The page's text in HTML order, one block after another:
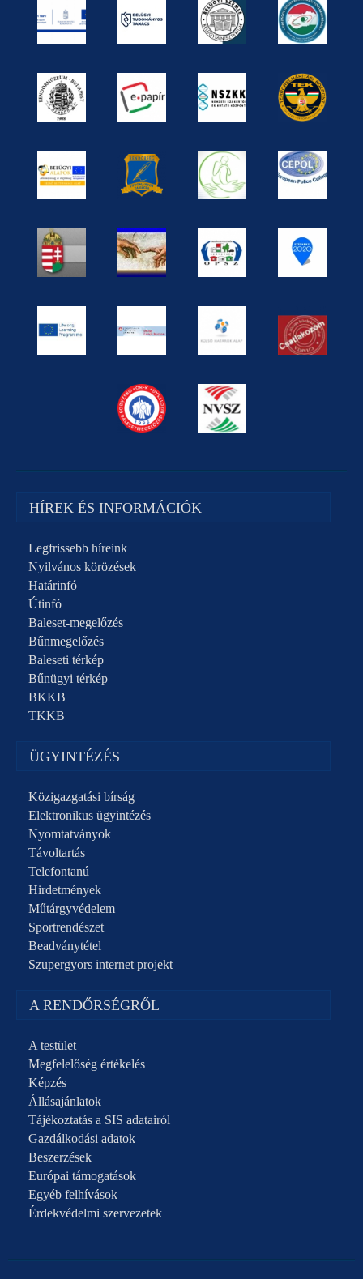
HÍREK ÉS INFORMÁCIÓK
Legfrissebb híreink
Nyilvános körözések
Határinfó
Útinfó
Baleset-megelőzés
Bűnmegelőzés
Baleseti térkép
Bűnügyi térkép
BKKB
TKKB
ÜGYINTÉZÉS
Közigazgatási bírság
Elektronikus ügyintézés
Nyomtatványok
Távoltartás
Telefontanú
Hirdetmények
Műtárgyvédelem
Sportrendészet
Beadványtétel
Szupergyors internet projekt
A RENDŐRSÉGRŐL
A testület
Megfelelőség értékelés
Képzés
Állásajánlatok
Tájékoztatás a SIS adatairól
Gazdálkodási adatok
Beszerzések
Európai támogatások
Egyéb felhívások
Érdekvédelmi szervezetek